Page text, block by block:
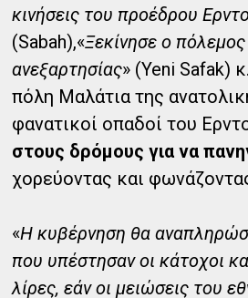
κινήσεις του προέδρου
(Sabah),«Ξεκίνησε ο
ανεξαρτησίας» (Yeni Safak)
πόλη Μαλάτια της
φανατικοί οπαδοί του
στους δρόμους για να
χορεύοντας και
«Η κυβέρνηση θα
που υπέστησαν οι κάτοχοι
λίρες, εάν οι μειώσεις του